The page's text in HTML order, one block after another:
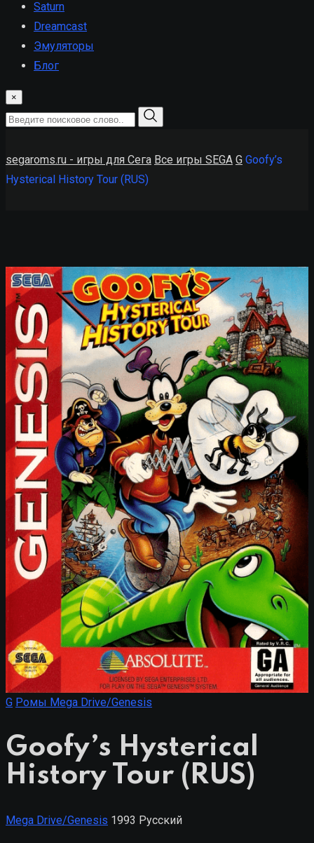
Saturn
Dreamcast
Эмуляторы
Блог
×
segaroms.ru - игры для Сега Все игры SEGA G Goofy’s
Hysterical History Tour (RUS)
G Ромы Mega Drive/Genesis
Goofy’s Hysterical
History Tour (RUS)
Mega Drive/Genesis 1993 Русский